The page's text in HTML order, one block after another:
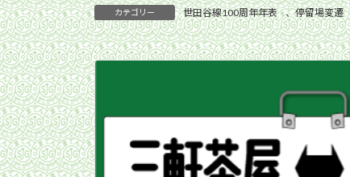
カテゴリー 世田谷線100周年年表 、停留場変遷